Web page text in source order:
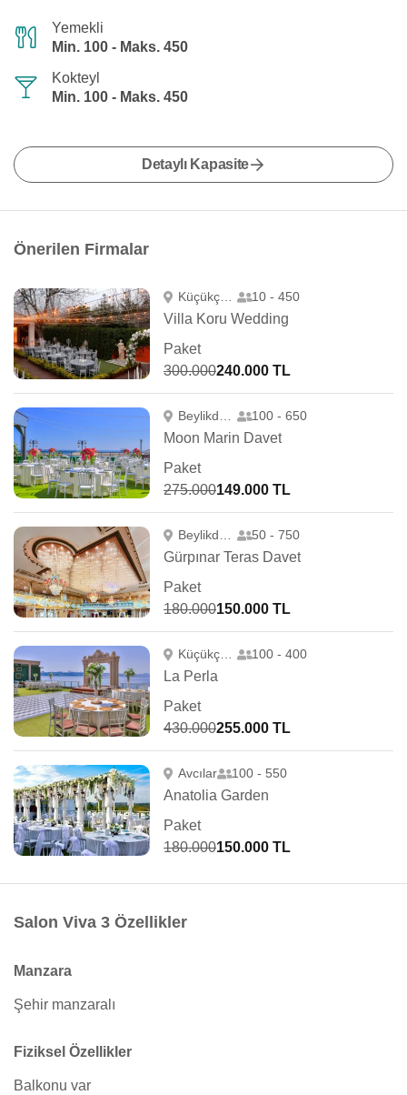
Yemekli
Min. 100 - Maks. 450
Kokteyl
Min. 100 - Maks. 450
Detaylı Kapasite
Önerilen Firmalar
Küçükçekmece 10 - 450
Villa Koru Wedding
Paket
300.000240.000 TL
100 - 650
Moon Marin Davet
Paket
275.000149.000 TL
50 - 750
Gürpınar Teras Davet
Paket
180.000150.000 TL
Küçükçekmece 100 - 400
La Perla
Paket
430.000255.000 TL
Avcılar 100 - 550
Anatolia Garden
Paket
180.000150.000 TL
Salon Viva 3 Özellikler
Manzara
Şehir manzaralı
Fiziksel Özellikler
Balkonu var